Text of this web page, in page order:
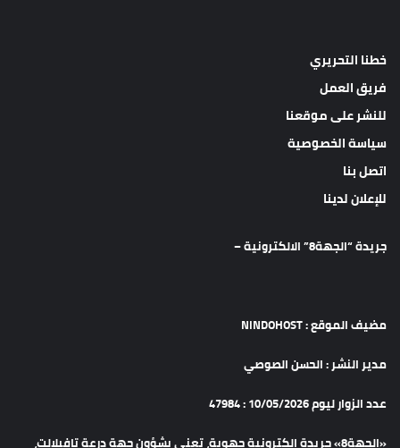
خطنا التحريري
فريق العمل
للنشر على موقعنا
سياسة الخصوصية
اتصل بنا
للإعلان لدينا
جريدة “الجهة8” الالكترونية –
مضيف الموقع : NINDOHOST
مدير النشر : الحسن الصوصي
عدد الزوار ليوم 10/05/2026 : 47984
«الجهة8» جريدة الكترونية جهوية، تعنى بشؤون جهة درعة تافيلالت،